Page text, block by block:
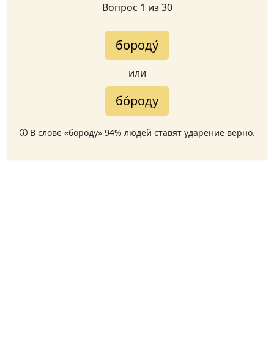
Вопрос 1 из 30
бороду́
или
бо́роду
🛈 В слове «бороду» 94% людей ставят ударение верно.